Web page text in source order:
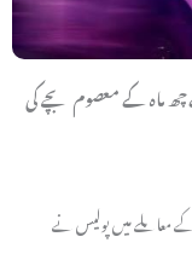
ماہ کے معصوم بچے کی
معاملے میں پولیس نے